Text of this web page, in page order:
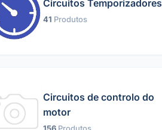
Circuitos Temporizadores
41 Produtos
Circuitos de controlo do
motor